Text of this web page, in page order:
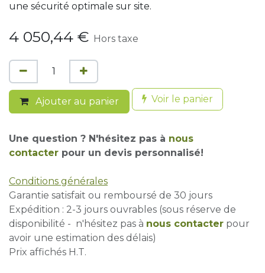
une sécurité optimale sur site.
4 050,44 € Hors taxe
Ajouter au panier Voir le panier
Une question ? N'hésitez pas à nous
contacter pour un devis personnalisé!
Conditions générales
Garantie satisfait ou remboursé de 30 jours
Expédition : 2-3 jours ouvrables (sous réserve de
disponibilité - n'hésitez pas à nous contacter pour
avoir une estimation des délais)
Prix affichés H.T.